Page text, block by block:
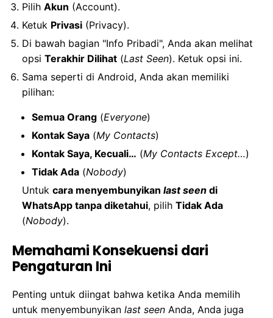
Pilih Akun (Account).
Ketuk Privasi (Privacy).
Di bawah bagian "Info Pribadi", Anda akan melihat
opsi Terakhir Dilihat (Last Seen). Ketuk opsi ini.
Sama seperti di Android, Anda akan memiliki
pilihan:
Semua Orang (Everyone)
Kontak Saya (My Contacts)
Kontak Saya, Kecuali… (My Contacts Except…)
Tidak Ada (Nobody)
Untuk cara menyembunyikan last seen di
WhatsApp tanpa diketahui, pilih Tidak Ada
(Nobody).
Memahami Konsekuensi dari
Pengaturan Ini
Penting untuk diingat bahwa ketika Anda memilih
untuk menyembunyikan last seen Anda, Anda juga